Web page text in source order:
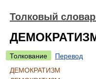
Толковый
Толкование
Перевод
ДЕМОКРАТИЗМ